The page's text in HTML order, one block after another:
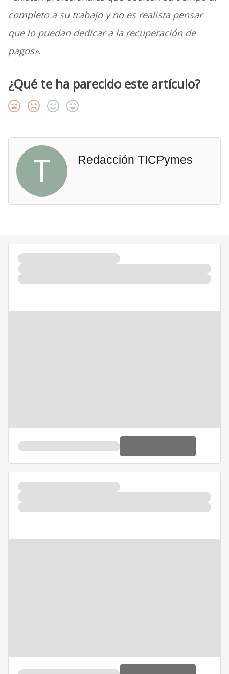
completo a su trabajo y no es realista pensar
que lo puedan dedicar a la recuperación de
pagos».
¿Qué te ha parecido este artículo?
T Redacción TICPymes